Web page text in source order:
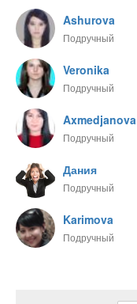
Ashurova
Подручный
Veronika
Подручный
Axmedjanova
Подручный
Дания
Подручный
Karimova
Подручный